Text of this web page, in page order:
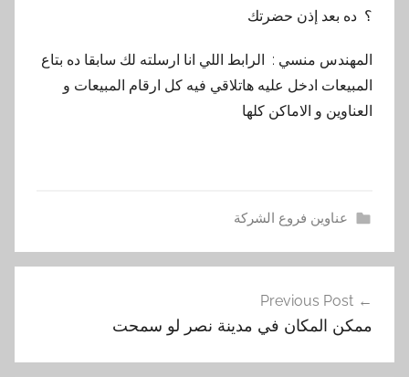
؟ ده بعد إذن حضرتك
المهندس منسي : الرابط اللي انا ارسلته لك سابقا ده بتاع
المبيعات ادخل عليه هاتلاقي فيه كل ارقام المبيعات و
العناوين و الاماكن كلها
عناوين فروع الشركة
ا
ن
ا
المقالات
Previous Post
ممكن المكان في مدينة نصر لو سمحت